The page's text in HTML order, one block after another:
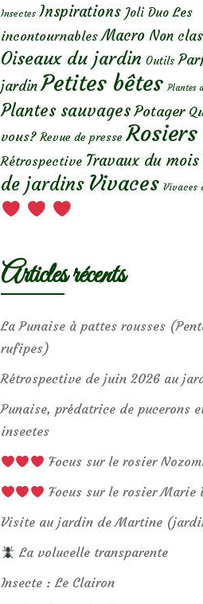
Insectes Inspirations Joli Duo Les
incontournables Macro Non
Oiseaux du jardin Outils
jardin Petites bêtes Plantes
Plantes sauvages Potager
vous? Revue de presse Rosiers
Rétrospective Travaux du mois
de jardins Vivaces Vivaces
Articles récents
La Punaise à pattes rousses
rufipes)
Rétrospective de juin 2026 au
Punaise, prédatrice de pucerons
insectes
Focus sur le rosier
Focus sur le rosier Marie
Visite au jardin de Martine
La volucelle transparente
Insecte : Le Clairon